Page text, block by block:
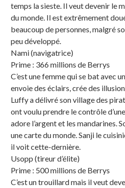
temps la sieste. Il veut devenir le
du monde. Il est extrêmement
beaucoup de personnes, malgré
peu développé.
Nami (navigatrice)
Prime : 366 millions de Berrys
C’est une femme qui se bat avec
envoie des éclairs, crée des
Luffy a délivré son village des
ont voulu prendre le contrôle
adore l’argent et les mandarines.
une carte du monde. Sanji le
il voit cette-dernière.
Usopp (tireur d’élite)
Prime : 500 millions de Berrys
C’est un trouillard mais il veut